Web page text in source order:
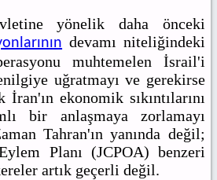
yönelik daha önceki
devamı niteliğindeki
muhtemelen İsrail'i
uğratmayı ve gerekirse
ekonomik sıkıntılarını
bir anlaşmaya zorlamayı
Tahran'ın yanında değil;
Planı (JCPOA) benzeri
artık geçerli değil.